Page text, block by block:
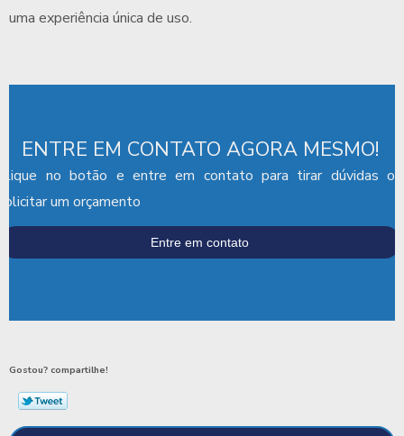
uma experiência única de uso.
ENTRE EM CONTATO AGORA MESMO!
no botão e entre em contato para tirar dúvidas ou
um orçamento
Entre em contato
Gostou? compartilhe!